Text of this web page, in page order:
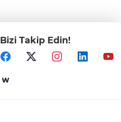
Bizi Takip Edin!